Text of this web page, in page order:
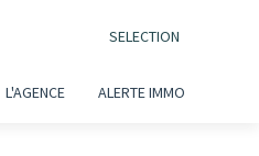
SELECTION
L'AGENCE ALERTE IMMO